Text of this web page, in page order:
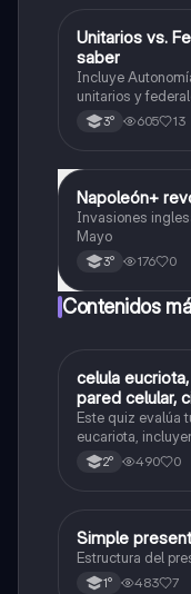
Historia
Unitarios vs.
saber
Incluye
unitarios y
de 1826, figura
resumen,
3° 605 13
Historia
Napoleón+
Invasiones
Mayo
3° 176 0
Contenidos
CBiología
celula
pared celular,
nombre se las
Este quiz evalúa
eucariota,
núcleo, pared
2° 490 0
Inglés
Simple present
Estructura del
1° 483 7